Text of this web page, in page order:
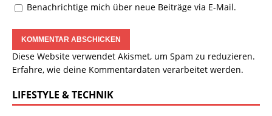
Benachrichtige mich über neue Beiträge via E-Mail.
Diese Website verwendet Akismet, um Spam zu reduzieren.
Erfahre, wie deine Kommentardaten verarbeitet werden.
LIFESTYLE & TECHNIK